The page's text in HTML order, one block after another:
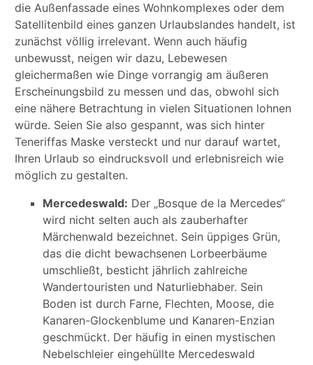
die Außenfassade eines Wohnkomplexes oder dem
Satellitenbild eines ganzen Urlaubslandes handelt, ist
zunächst völlig irrelevant. Wenn auch häufig
unbewusst, neigen wir dazu, Lebewesen
gleichermaßen wie Dinge vorrangig am äußeren
Erscheinungsbild zu messen und das, obwohl sich
eine nähere Betrachtung in vielen Situationen lohnen
würde. Seien Sie also gespannt, was sich hinter
Teneriffas Maske versteckt und nur darauf wartet,
Ihren Urlaub so eindrucksvoll und erlebnisreich wie
möglich zu gestalten.
Mercedeswald: Der „Bosque de la Mercedes“
wird nicht selten auch als zauberhafter
Märchenwald bezeichnet. Sein üppiges Grün,
das die dicht bewachsenen Lorbeerbäume
umschließt, besticht jährlich zahlreiche
Wandertouristen und Naturliebhaber. Sein
Boden ist durch Farne, Flechten, Moose, die
Kanaren-Glockenblume und Kanaren-Enzian
geschmückt. Der häufig in einen mystischen
Nebelschleier eingehüllte Mercedeswald